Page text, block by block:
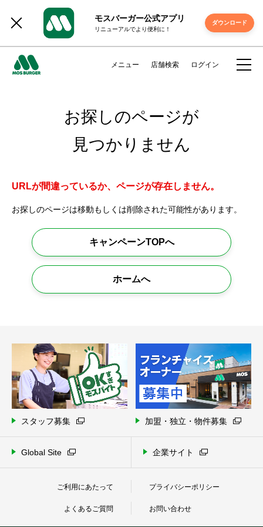
モスバーガー公式アプリ
リニューアルでより便利に！
ダウンロード
メニュー 店舗検索 ログイン
お探しのページが
見つかりません
URLが間違っているか、ページが存在しません。
お探しのページは移動もしくは削除された可能性があります。
キャンペーンTOPへ
ホームへ
スタッフ募集 加盟・独立・物件募集
Global Site 企業サイト
ご利用にあたって プライバシーポリシー
よくあるご質問 お問い合わせ